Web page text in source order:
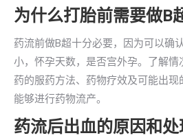
为什么打胎前需要做B
药流前做B超十分必要，因为可以确
小，怀孕天数，是否宫外孕。了解
药的服药方法、药物疗效及可能出
能够进行药物流产。
药流后出血的原因和处